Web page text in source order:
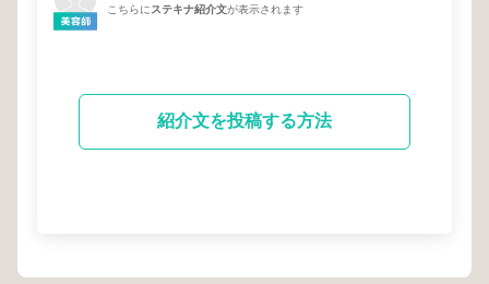
こちらにステキナ紹介文が表示されます
紹介文を投稿する方法